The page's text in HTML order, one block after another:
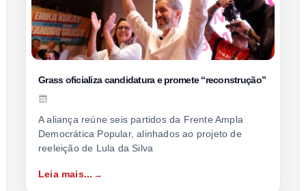
Grass oficializa candidatura e promete “reconstrução”
A aliança reúne seis partidos da Frente Ampla
Democrática Popular, alinhados ao projeto de
reeleição de Lula da Silva
Leia mais...